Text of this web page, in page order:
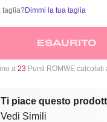
taglia?Dimmi la tua taglia
ESAURITO
a 23 Punti ROMWE
Ti piace questo
Vedi Simili